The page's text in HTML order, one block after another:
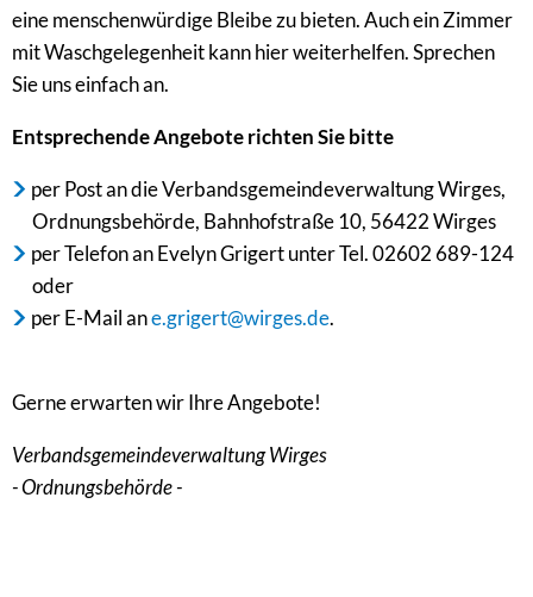
eine menschenwürdige Bleibe zu bieten. Auch ein Zimmer
mit Waschgelegenheit kann hier weiterhelfen. Sprechen
Sie uns einfach an.
Entsprechende Angebote richten Sie bitte
per Post an die Verbandsgemeindeverwaltung Wirges,
Ordnungsbehörde, Bahnhofstraße 10, 56422 Wirges
per Telefon an Evelyn Grigert unter Tel. 02602 689-124
oder
per E-Mail ane.grigert@wirges.de.
Gerne erwarten wir Ihre Angebote!
Verbandsgemeindeverwaltung Wirges
- Ordnungsbehörde -